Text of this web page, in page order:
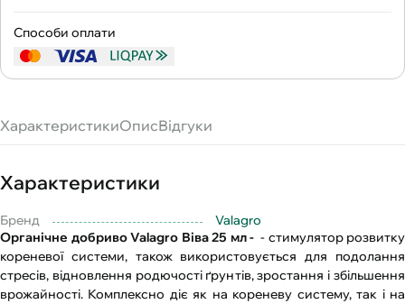
Способи оплати
ХарактеристикиОписВідгуки
Характеристики
Бренд
Valagro
Органічне добриво Valagro Віва 25 мл - - стимулятор розвитку
кореневої системи, також використовується для подолання
стресів, відновлення родючості ґрунтів, зростання і збільшення
врожайності. Комплексно діє як на кореневу систему, так і на